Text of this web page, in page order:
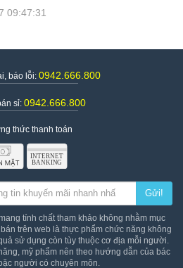
09:47:31
báo lỗi: 0942.666.800
sỉ: 0942.666.800
thức thanh toán
Gửi!
tính chất tham khảo không nhằm mục
trên web là thực phẩm chức năng không
sử dụng còn tùy thuộc cơ địa mỗi người.
mỹ phẩm nên theo hướng dẫn của bác
người có chuyên môn.